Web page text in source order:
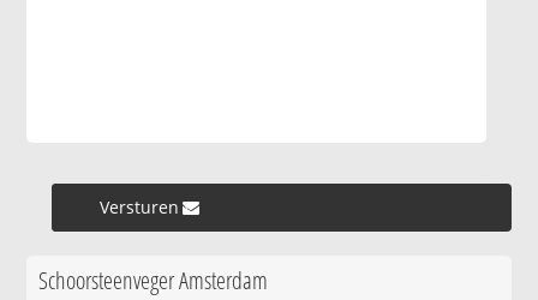
Versturen »
Schoorsteenveger Amsterdam